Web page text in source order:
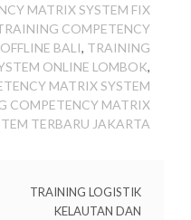
MATRIX SYSTEM FIX
COMPETENCY
BALI, TRAINING
ONLINE LOMBOK,
MATRIX SYSTEM
COMPETENCY MATRIX
TERBARU JAKARTA
TRAINING LOGISTIK
KELAUTAN DAN